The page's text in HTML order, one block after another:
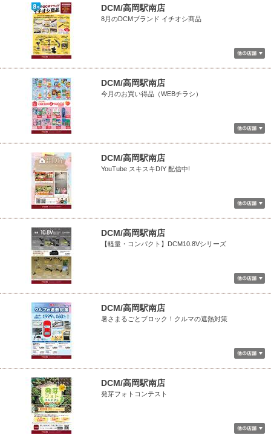
DCM/高岡駅南店
8月のDCMブランド イチオシ商品
DCM/高岡駅南店
今月のお買い得品（WEBチラシ）
DCM/高岡駅南店
YouTube スキスキDIY 配信中!
DCM/高岡駅南店
【軽量・コンパクト】DCM10.8Vシリーズ
DCM/高岡駅南店
暑さまるごとブロック！クルマの遮熱対策
DCM/高岡駅南店
発芽フォトコンテスト